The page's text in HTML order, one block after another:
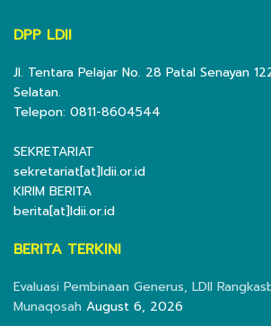
DPP LDII
Jl. Tentara Pelajar No. 28 Patal Senayan
Selatan.
Telepon: 0811-8604544
SEKRETARIAT
sekretariat[at]ldii.or.id
KIRIM BERITA
berita[at]ldii.or.id
BERITA TERKINI
Evaluasi Pembinaan Generus, LDII
Munaqosah August 6, 2026